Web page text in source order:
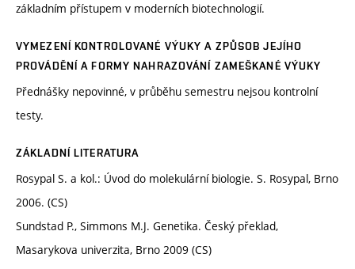
základním přístupem v moderních biotechnologií.
VYMEZENÍ KONTROLOVANÉ VÝUKY A ZPŮSOB JEJÍHO
PROVÁDĚNÍ A FORMY NAHRAZOVÁNÍ ZAMEŠKANÉ VÝUKY
Přednášky nepovinné, v průběhu semestru nejsou kontrolní
testy.
ZÁKLADNÍ LITERATURA
Rosypal S. a kol.: Úvod do molekulární biologie. S. Rosypal, Brno
2006. (CS)
Sundstad P., Simmons M.J. Genetika. Český překlad,
Masarykova univerzita, Brno 2009 (CS)